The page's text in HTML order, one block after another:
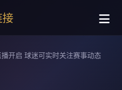
接
开启 球迷可实时关注赛事动态